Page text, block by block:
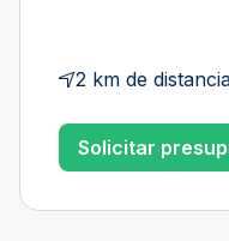
2 km de
Solicitar